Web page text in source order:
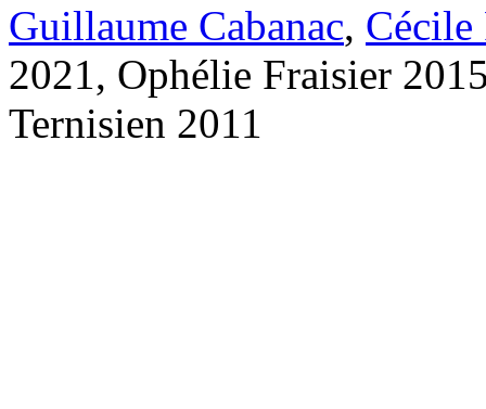
Guillaume Cabanac, Cécile
2021, Ophélie Fraisier
Ternisien 2011